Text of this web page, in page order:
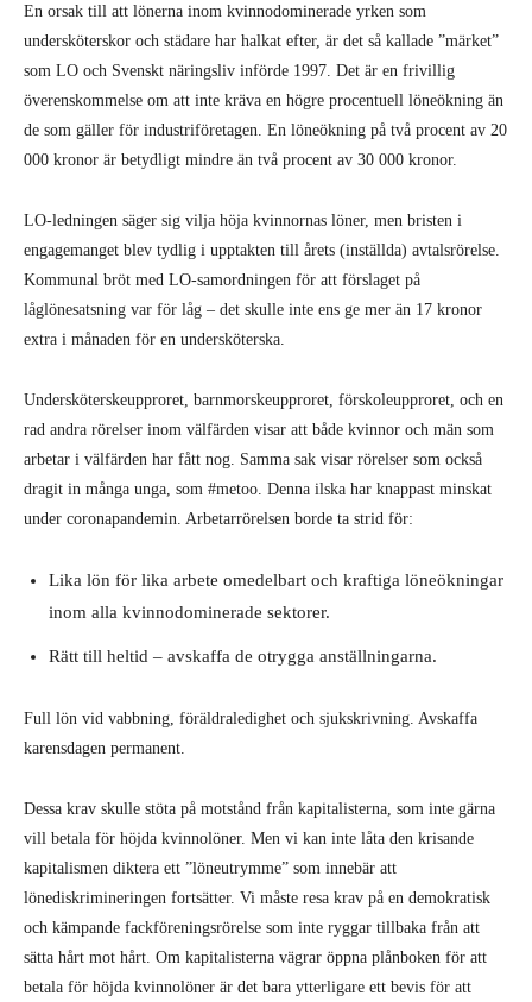
En orsak till att lönerna inom kvinnodominerade yrken som
undersköterskor och städare har halkat efter, är det så kallade ”märket”
som LO och Svenskt näringsliv införde 1997. Det är en frivillig
överenskommelse om att inte kräva en högre procentuell löneökning än
de som gäller för industriföretagen. En löneökning på två procent av 20
000 kronor är betydligt mindre än två procent av 30 000 kronor.
LO-ledningen säger sig vilja höja kvinnornas löner, men bristen i
engagemanget blev tydlig i upptakten till årets (inställda) avtalsrörelse.
Kommunal bröt med LO-samordningen för att förslaget på
låglönesatsning var för låg – det skulle inte ens ge mer än 17 kronor
extra i månaden för en undersköterska.
Undersköterskeupproret, barnmorskeupproret, förskoleupproret, och en
rad andra rörelser inom välfärden visar att både kvinnor och män som
arbetar i välfärden har fått nog. Samma sak visar rörelser som också
dragit in många unga, som #metoo. Denna ilska har knappast minskat
under coronapandemin. Arbetarrörelsen borde ta strid för:
Lika lön för lika arbete omedelbart och kraftiga löneökningar
inom alla kvinnodominerade sektorer.
Rätt till heltid – avskaffa de otrygga anställningarna.
Full lön vid vabbning, föräldraledighet och sjukskrivning. Avskaffa
karensdagen permanent.
Dessa krav skulle stöta på motstånd från kapitalisterna, som inte gärna
vill betala för höjda kvinnolöner. Men vi kan inte låta den krisande
kapitalismen diktera ett ”löneutrymme” som innebär att
lönediskrimineringen fortsätter. Vi måste resa krav på en demokratisk
och kämpande fackföreningsrörelse som inte ryggar tillbaka från att
sätta hårt mot hårt. Om kapitalisterna vägrar öppna plånboken för att
betala för höjda kvinnolöner är det bara ytterligare ett bevis för att